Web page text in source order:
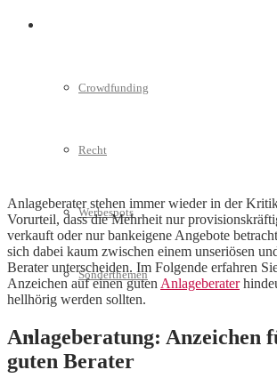
Crowdfunding
Recht
Werbespots
Sonderthemen
Geschäftskonto eröffnen
Anlageberater stehen immer wieder in der
Vorurteil, dass die Mehrheit nur
verkauft oder nur bankeigene Angebote
sich dabei kaum zwischen einem unseriösen
Berater unterscheiden. Im Folgende erfahren
Anzeichen auf einen guten Anlageberater
hellhörig werden sollten.
Anlageberatung: Anzeichen
guten Berater